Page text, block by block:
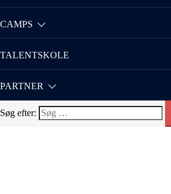
CAMPS
TALENTSKOLE
PARTNER
Søg efter: